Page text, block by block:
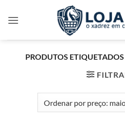
PRODUTOS